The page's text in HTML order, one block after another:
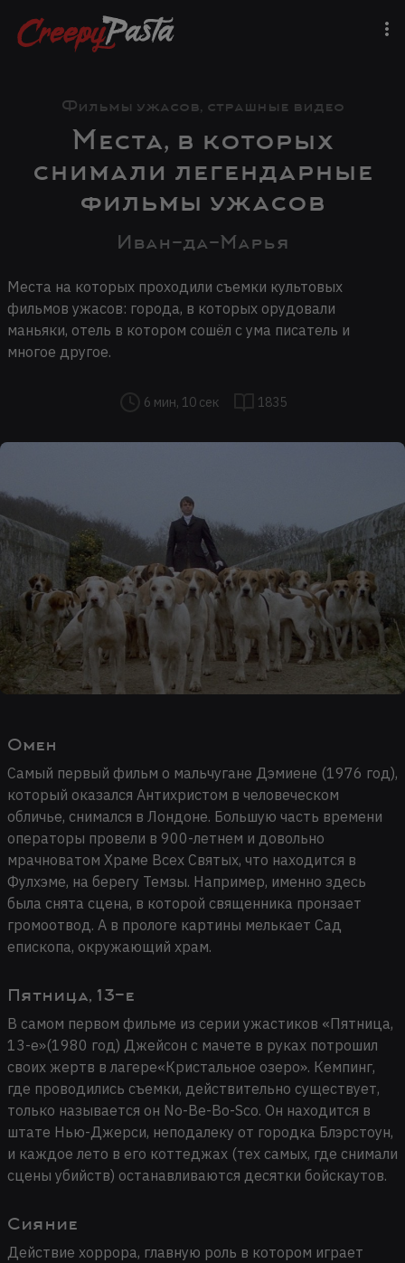
Фильмы ужасов, страшные видео
Места, в которых
снимали легендарные
фильмы ужасов
Иван-да-Марья
Места на которых проходили съемки культовых
фильмов ужасов: города, в которых орудовали
маньяки, отель в котором сошёл с ума писатель и
многое другое.
6 мин, 10 сек 1835
Омен
Самый первый фильм о мальчугане Дэмиене (1976 год),
который оказался Антихристом в человеческом
обличье, снимался в Лондоне. Большую часть времени
операторы провели в 900-летнем и довольно
мрачноватом Храме Всех Святых, что находится в
Фулхэме, на берегу Темзы. Например, именно здесь
была снята сцена, в которой священника пронзает
громоотвод. А в прологе картины мелькает Сад
епископа, окружающий храм.
Пятница, 13-е
В самом первом фильме из серии ужастиков «Пятница,
13-е»(1980 год) Джейсон с мачете в руках потрошил
своих жертв в лагере«Кристальное озеро». Кемпинг,
где проводились съемки, действительно существует,
только называется он No-Be-Bo-Sco. Он находится в
штате Нью-Джерси, неподалеку от городка Блэрстоун,
и каждое лето в его коттеджах (тех самых, где снимали
сцены убийств) останавливаются десятки бойскаутов.
Сияние
Действие хоррора, главную роль в котором играет